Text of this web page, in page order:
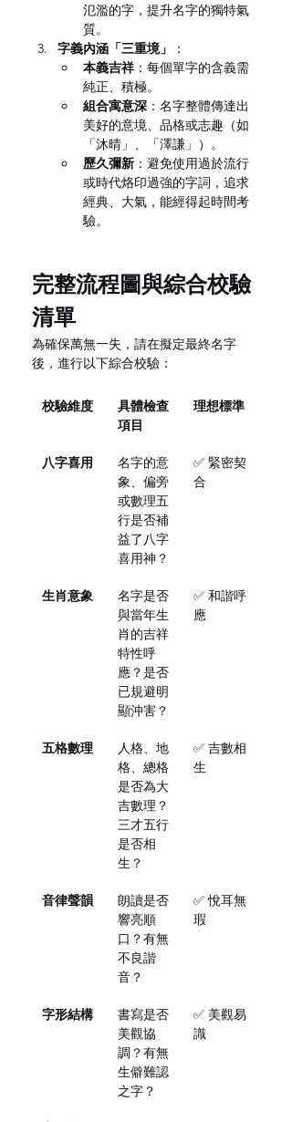
氾濫的字，提升名字的獨特氣
質。
字義內涵「三重境」
：
本義吉祥 ：每個單字的含義需
純正、積極。
組合寓意深 ：名字整體傳達出
美好的意境、品格或志趣（如
「沐晴」、「澤謙」）。
歷久彌新 ：避免使用過於流行
或時代烙印過強的字詞，追求
經典、大氣，能經得起時間考
驗。
完整流程圖與綜合校驗
清單
為確保萬無一失，請在擬定最終名字
後，進行以下綜合校驗：
校驗維度
具體檢查
項目
理想標準
八字喜用
名字的意
象、偏旁
或數理五
行是否補
益了八字
喜用神？
✅ 緊密契
合
生肖意象
名字是否
與當年生
肖的吉祥
特性呼
應？是否
已規避明
顯沖害？
✅ 和諧呼
應
五格數理
人格、地
格、總格
是否為大
吉數理？
三才五行
是否相
生？
✅ 吉數相
生
音律聲韻
朗讀是否
響亮順
口？有無
不良諧
音？
✅ 悅耳無
瑕
字形結構
書寫是否
美觀協
調？有無
生僻難認
之字？
✅ 美觀易
識